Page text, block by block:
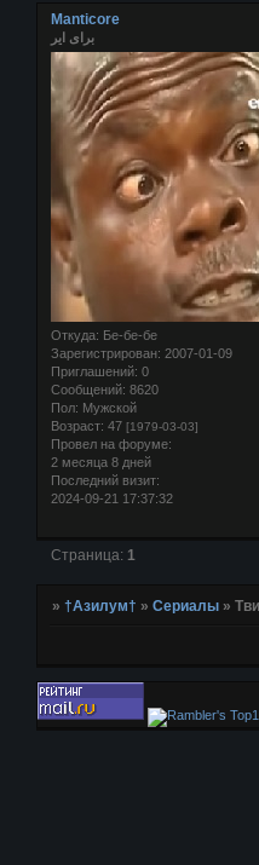
Manticore
برای ایر
Откуда: Бе-бе-бе
Зарегистрирован: 2007-01-09
Приглашений: 0
Сообщений: 8620
Пол: Мужской
Возраст: 47 [1979-03-03]
Провел на форуме:
2 месяца 8 дней
Последний визит:
2024-09-21 17:37:32
Страница: 1
»†Азилум† »Сериалы »